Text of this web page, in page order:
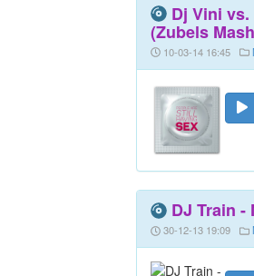
Dj Vini
(Zubels
10-03-14 16:45
DJ Train -
30-12-13 19:09